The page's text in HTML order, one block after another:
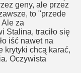
geny, ale przez
to "przede
Ale za
Stalina, traciło się
iść nawet na
krytyki chcą karać,
Oczywista